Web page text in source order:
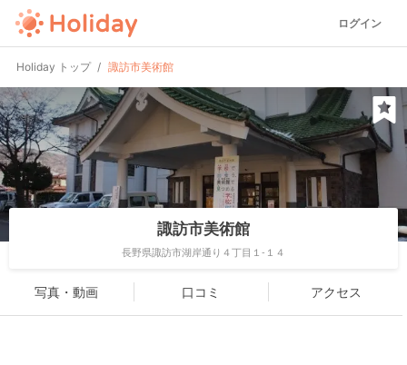
ログイン
Holiday トップ 諏訪市美術館
諏訪市美術館
長野県諏訪市湖岸通り４丁目１-１４
写真・動画 口コミ アクセス